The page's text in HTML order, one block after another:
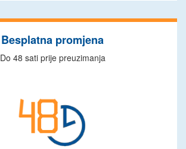
Besplatna promjena
Do 48 sati prije preuzimanja